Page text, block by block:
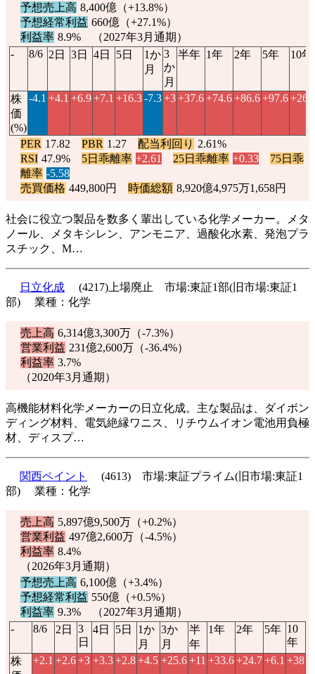
予想売上高 8,400億（+13.8%）
予想経常利益 660億（+27.1%）
利益率 8.9% （2027年3月通期）
-
8/6 2日 3日 4日 5日
1か
月
3
か
月
半年 1年 2年 5年 10年
株
価
(%)
-4.1 +4.1 +6.9+7.1 +16.3-7.3+3+37.6+74.6+86.6+97.6
PER 17.82 PBR 1.27 配当利回り 2.61%
RSI 47.9% 5日乖離率 +2.61 25日乖離率 +0.33
75日乖
離率 -5.58
売買価格 449,800円 時価総額 8,920億4,975万1,658円
社会に役立つ製品を数多く輩出している化学メーカー。メタ
ノール、メタキシレン、アンモニア、過酸化水素、発泡プラ
スチック、M…
日立化成
(4217)上場廃止 市場:東証1部(旧市場:東証1
部) 業種：化学
売上高 6,314億3,300万（-7.3%）
営業利益 231億2,600万（-36.4%）
利益率 3.7%
（2020年3月通期）
高機能材料化学メーカーの日立化成。主な製品は、ダイボン
ディング材料、電気絶縁ワニス、リチウムイオン電池用負極
材、ディスプ…
関西ペイント
(4613) 市場:東証プライム(旧市場:東証1
部) 業種：化学
売上高 5,897億9,500万（+0.2%）
営業利益 497億2,600万（-4.5%）
利益率 8.4%
（2026年3月通期）
予想売上高 6,100億（+3.4%）
予想経常利益 550億（+0.5%）
利益率 9.3% （2027年3月通期）
-
8/6 2日
3
日
4日 5日
1か
月
3か
月
半
年
1年 2年 5年 10
年
株
+2.1 +2.6+3 +3.3+2.8+4.5 +25.6+11 +33.6+24.7+6.1 +38